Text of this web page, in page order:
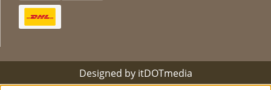
Designed by itDOTmedia